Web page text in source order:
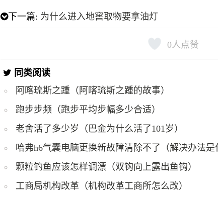
下一篇: 为什么进入地窖取物要拿油灯
0人点赞
同类阅读
阿喀琉斯之踵（阿喀琉斯之踵的故事）
跑步步频（跑步平均步幅多少合适）
老舍活了多少岁（巴金为什么活了101岁）
哈弗h6气囊电脑更换新故障清除不了（解决办法是
颗粒钓鱼应该怎样调漂（双钩向上露出鱼钩）
工商局机构改革（机构改革工商所怎么改）